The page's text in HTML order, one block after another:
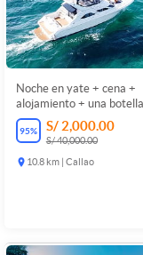
Noche en yate + cena +
alojamiento + una
95% S/ 2,000.00
S/ 40,000.00
10.8 km | Callao